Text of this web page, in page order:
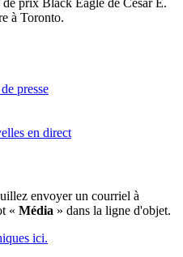
prix Black Eagle de Cesar E.
à Toronto.
presse
en direct
envoyer un courriel à
« Média » dans la ligne d'objet.
ici.